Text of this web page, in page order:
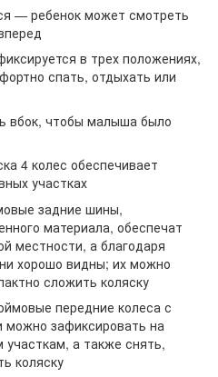
— ребенок может смотреть
в трех положениях,
спать, отдыхать или
вбок, чтобы малыша было
4 колес обеспечивает
участках
задние шины,
материала, обеспечат
местности, а благодаря
хорошо видны; их можно
сложить коляску
передние колеса с
зафиксировать на
а также снять,
коляску